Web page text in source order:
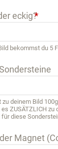
eckig?*
bekommst du 5
zu deinem Bild
ZUSÄTZLICH
diese
Magnet